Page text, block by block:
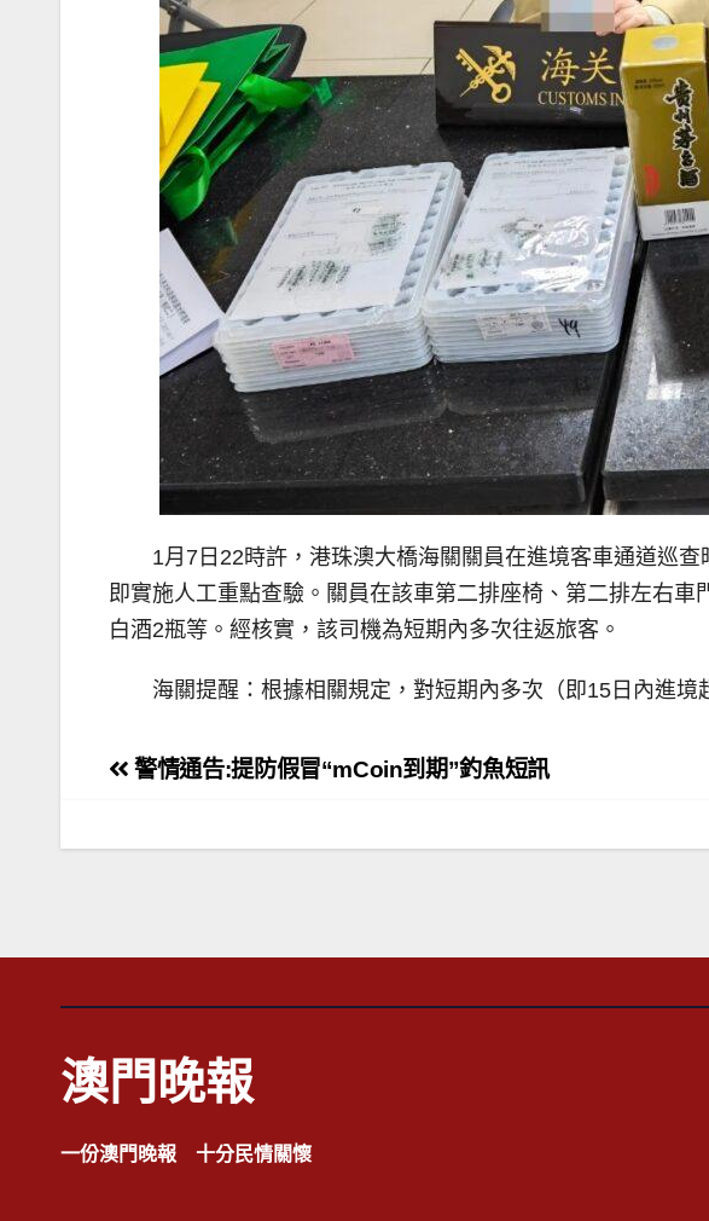
1月7日22時許，港珠澳大橋海關關員在進境客車通道巡
即實施人工重點查驗。關員在該車第二排座椅、第二排左右車
白酒2瓶等。經核實，該司機為短期內多次往返旅客。
海關提醒：根據相關規定，對短期內多次（即15日內進
文
導
警情通告:提防假冒“mCoin到期”釣魚短訊
澳門晚報
一份澳門晚報 十分民情關懷